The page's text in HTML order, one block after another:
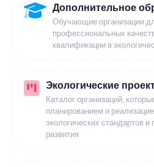
Дополнительное
Обучающие организации
профессиональных
квалификации в
Экологические
Каталог организаций,
планированием и
экологических стандартов и
развития